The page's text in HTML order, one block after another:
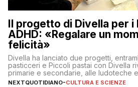
Il progetto di Divella per
ADHD: «Regalare un
felicità»
Divella ha lanciato due progetti,
pasticceri e Piccoli pastai con Divella
primarie e secondarie, alle ludoteche
pugliesi che si occupano di bambini con
NEXTQUOTIDIANO-CULTURA E SCIENZE